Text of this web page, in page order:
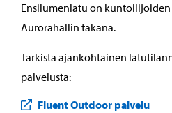
Ensilumenlatu on kuntoilijoiden
Aurorahallin takana.
Tarkista ajankohtainen
palvelusta:
Fluent Outdoor palvelu